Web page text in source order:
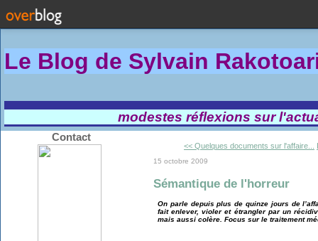
Le Blog de Sylvain Rakotoa
modestes réflexions sur
Contact
<< Quelques documents sur l'affaire...
15 octobre 2009
Sémantique de l'horreur
On parle depuis plus de quinze jours de
fait enlever, violer et étrangler par un
mais aussi colère. Focus sur le traitement